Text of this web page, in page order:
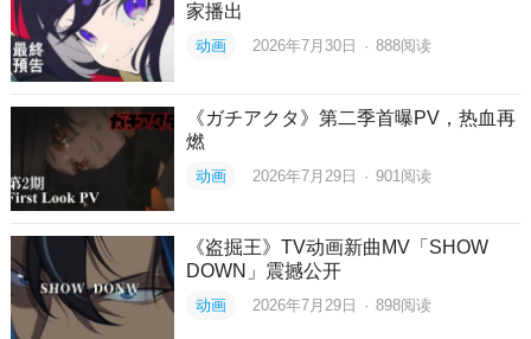
家播出
动画 2026年7月30日 · 888阅读
《ガチアクタ》第二季首曝PV，热血再
燃
动画 2026年7月29日 · 901 阅读
《盗掘王》TV动画新曲MV「SHOW
DOWN」震撼公开
动画 2026年7月29日 · 898阅读